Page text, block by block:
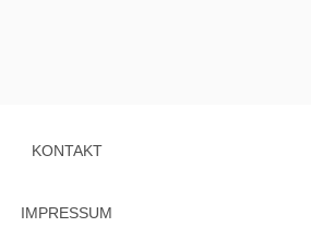
KONTAKT
IMPRESSUM